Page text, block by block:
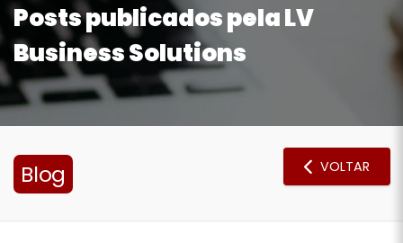
Posts publicados pela LV
Business Solutions
Blog VOLTAR